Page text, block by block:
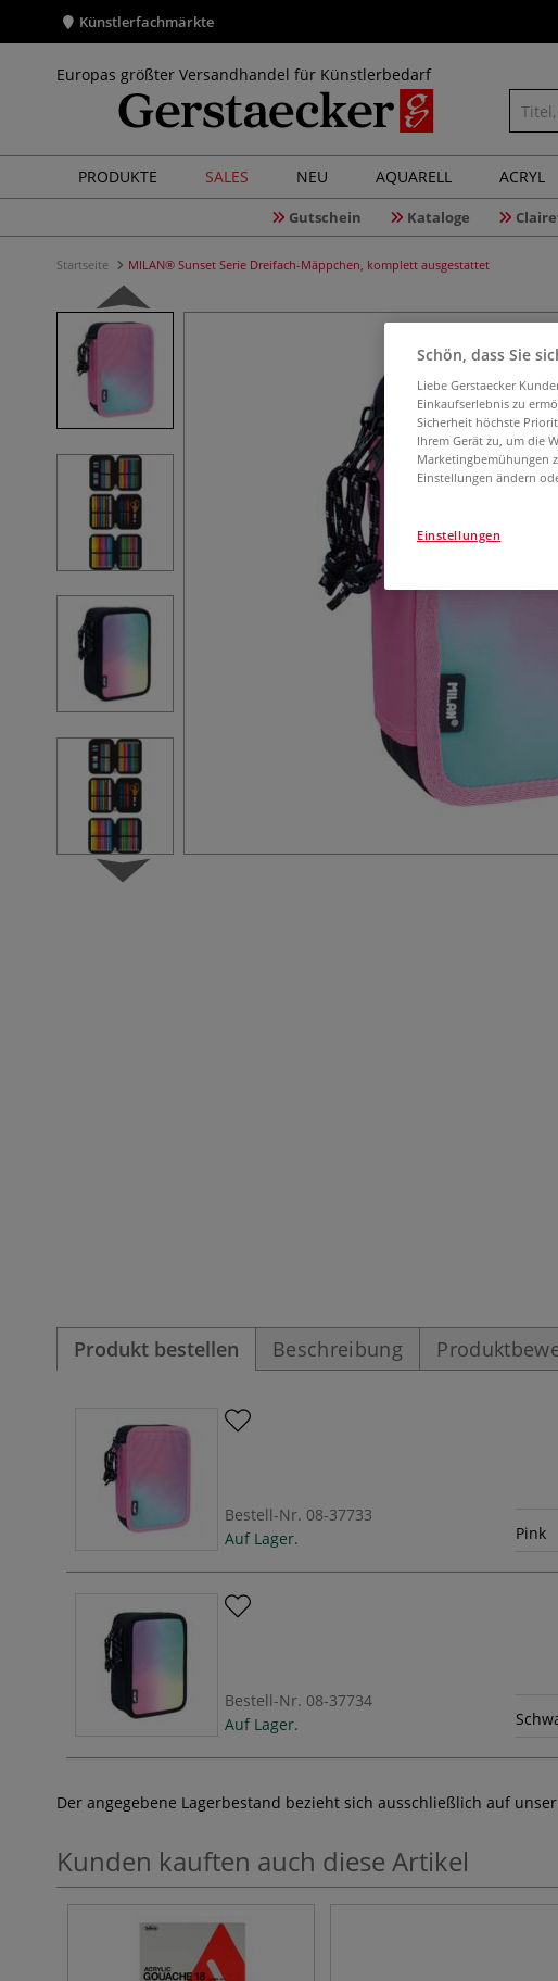
Künstlerfachmärkte
Europas größter Versandhandel für Künstlerbedarf
PRODUKTE SALES NEU AQUARELL ACRYL
Gutschein Kataloge
Startseite MILAN® Sunset Serie Dreifach-Mäppchen, komplett ausgestattet
Produkt bestellen Beschreibung
Bestell-Nr. 08-37733
Auf Lager.
Pink
Bestell-Nr. 08-37734
Auf Lager.
Der angegebene Lagerbestand bezieht sich ausschließlich auf
Kunden kauften auch diese Artikel
Schön, dass Sie
Liebe Gerstaecker
Einkaufserlebnis zu
Sicherheit höchste
Ihrem Gerät zu, um die
Marketingbemühungen
Einstellungen ändern
Einstellungen